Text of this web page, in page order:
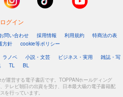
ログイン
問い合わせ 採用情報 利用規約
特商法の表
方針
cookie等ポリシー
ラノベ 小説・文芸 ビジネス・実用
雑誌・写
TL BL
運営する電子書店です。TOPPANホールディング
テレビ朝日の出資を受け、日本最大級の電子書籍配
を行っています。